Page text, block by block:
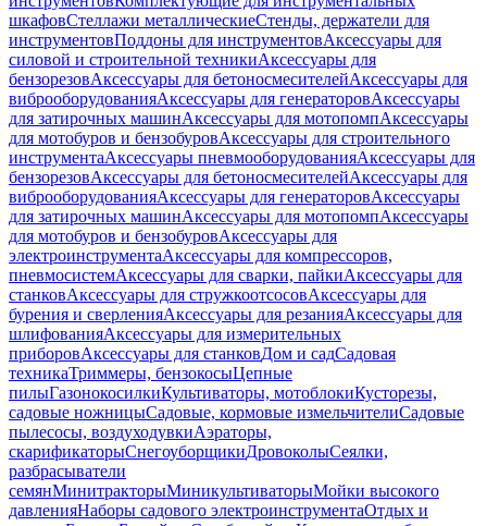
шкафовСтеллажи металлическиеСтенды, держатели для
инструментовПоддоны для инструментовАксессуары для
силовой и строительной техникиАксессуары для
бензорезовАксессуары для бетоносмесителейАксессуары для
виброоборудованияАксессуары для генераторовАксессуары
для затирочных машинАксессуары для мотопомпАксессуары
для мотобуров и бензобуровАксессуары для строительного
инструментаАксессуары пневмооборудованияАксессуары для
бензорезовАксессуары для бетоносмесителейАксессуары для
виброоборудованияАксессуары для генераторовАксессуары
для затирочных машинАксессуары для мотопомпАксессуары
для мотобуров и бензобуровАксессуары для
электроинструментаАксессуары для компрессоров,
пневмосистемАксессуары для сварки, пайкиАксессуары для
станковАксессуары для стружкоотсосовАксессуары для
бурения и сверленияАксессуары для резанияАксессуары для
шлифованияАксессуары для измерительных
приборовАксессуары для станковДом и садСадовая
техникаТриммеры, бензокосыЦепные
пилыГазонокосилкиКультиваторы, мотоблокиКусторезы,
садовые ножницыСадовые, кормовые измельчителиСадовые
пылесосы, воздуходувкиАэраторы,
скарификаторыСнегоуборщикиДровоколыСеялки,
разбрасыватели
семянМинитракторыМиникультиваторыМойки высокого
давленияНаборы садового электроинструментаОтдых и